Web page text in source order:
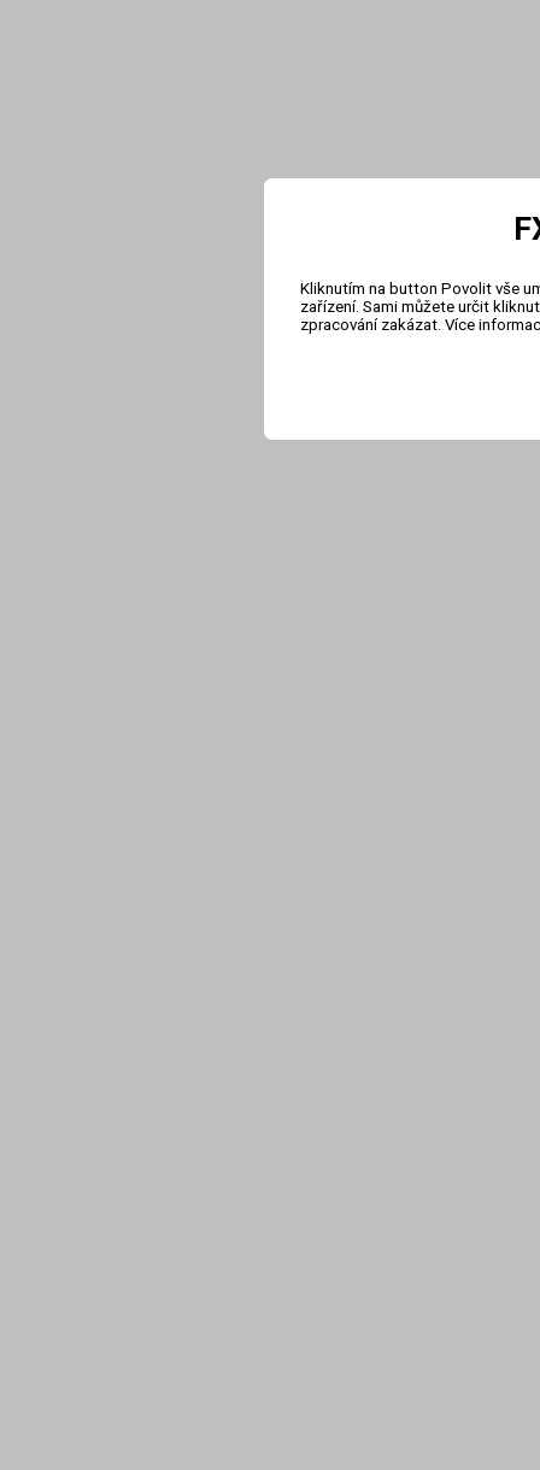
Kliknutím na button Povolit vše
zařízení. Sami můžete určit
zpracování zakázat. Více